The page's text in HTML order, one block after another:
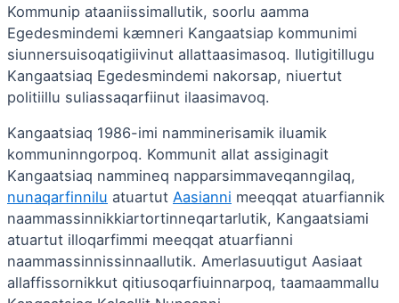
Kommunip ataaniissimallutik, soorlu aamma
Egedesmindemi kæmneri Kangaatsiap kommunimi
siunnersuisoqatigiivinut allattaasimasoq. Ilutigitillugu
Kangaatsiaq Egedesmindemi nakorsap, niuertut
politiillu suliassaqarfiinut ilaasimavoq.
Kangaatsiaq 1986-imi namminerisamik iluamik
kommuninngorpoq. Kommunit allat assiginagit
Kangaatsiaq nammineq napparsimmaveqanngilaq,
nunaqarfinnilu atuartut Aasianni meeqqat atuarfiannik
naammassinnikkiartortinneqartarlutik, Kangaatsiami
atuartut illoqarfimmi meeqqat atuarfianni
naammassinnissinnaallutik. Amerlasuutigut Aasiaat
allaffissornikkut qitiusoqarfiuinnarpoq, taamaammallu